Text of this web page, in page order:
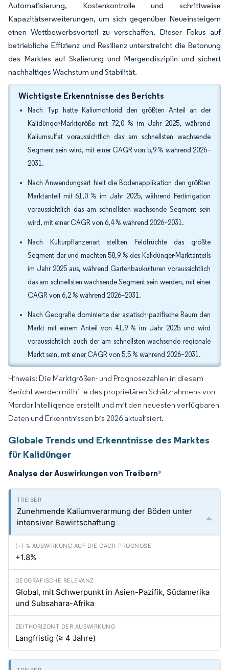
Automatisierung, Kostenkontrolle und schrittweise
Kapazitätserweiterungen, um sich gegenüber Neueinsteigern
einen Wettbewerbsvorteil zu verschaffen. Dieser Fokus auf
betriebliche Effizienz und Resilienz unterstreicht die Betonung
des Marktes auf Skalierung und Margendisziplin und sichert
nachhaltiges Wachstum und Stabilität.
Wichtigste Erkenntnisse des Berichts
Nach Typ hatte Kaliumchlorid den größten Anteil an der
Kalidünger-Marktgröße mit 72,0 % im Jahr 2025, während
Kaliumsulfat voraussichtlich das am schnellsten wachsende
Segment sein wird, mit einer CAGR von 5,9 % während 2026–
2031.
Nach Anwendungsart hielt die Bodenapplikation den größten
Marktanteil mit 61,0 % im Jahr 2025, während Fertirrigation
voraussichtlich das am schnellsten wachsende Segment sein
wird, mit einer CAGR von 6,4 % während 2026–2031.
Nach Kulturpflanzenart stellten Feldfrüchte das größte
Segment dar und machten 58,9 % des Kalidünger-Marktanteils
im Jahr 2025 aus, während Gartenbaukulturen voraussichtlich
das am schnellsten wachsende Segment sein werden, mit einer
CAGR von 6,2 % während 2026–2031.
Nach Geografie dominierte der asiatisch-pazifische Raum den
Markt mit einem Anteil von 41,9 % im Jahr 2025 und wird
voraussichtlich auch der am schnellsten wachsende regionale
Markt sein, mit einer CAGR von 5,5 % während 2026–2031.
Hinweis: Die Marktgrößen- und Prognosezahlen in diesem
Bericht werden mithilfe des proprietären Schätzrahmens von
Mordor Intelligence erstellt und mit den neuesten verfügbaren
Daten und Erkenntnissen bis 2026 aktualisiert.
Globale Trends und Erkenntnisse des Marktes
für Kalidünger
Analyse der Auswirkungen von Treibern*
Zunehmende Kaliumverarmung der Böden unter
intensiver Bewirtschaftung
+1.8%
Global, mit Schwerpunkt in Asien-Pazifik, Südamerika
und Subsahara-Afrika
Langfristig (≥ 4 Jahre)